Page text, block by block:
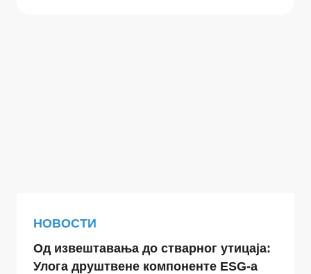
НОВОСТИ
Од извештавања до стварног утицаја:
Улога друштвене компоненте ESG-а